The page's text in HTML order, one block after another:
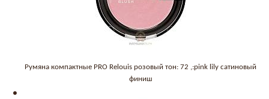
Румяна компактные PRO Relouis розовый тон: 72 ,:pink lily сатиновый
финиш